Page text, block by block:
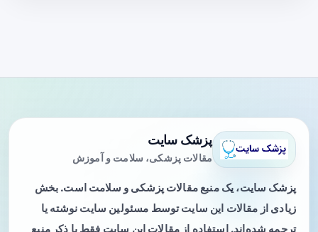
پزشک سایت
مقالات پزشکی، سلامت و آموزش
پزشک سایت، یک منبع مقالات پزشکی و سلامت است. بخش
زیادی از مقالات این سایت توسط مسئولین سایت نوشته یا
ترجمه شده‌اند. استفاده از مقالات این سایت فقط با ذکر منبع